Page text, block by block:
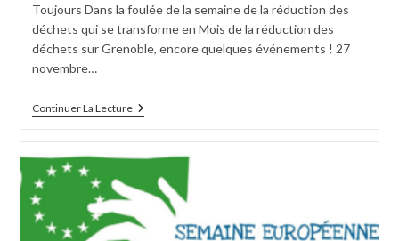
Toujours Dans la foulée de la semaine de la réduction des
déchets qui se transforme en Mois de la réduction des
déchets sur Grenoble, encore quelques événements ! 27
novembre…
Continuer La Lecture